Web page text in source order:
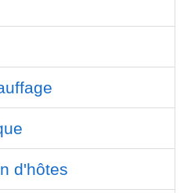
d'hôtes